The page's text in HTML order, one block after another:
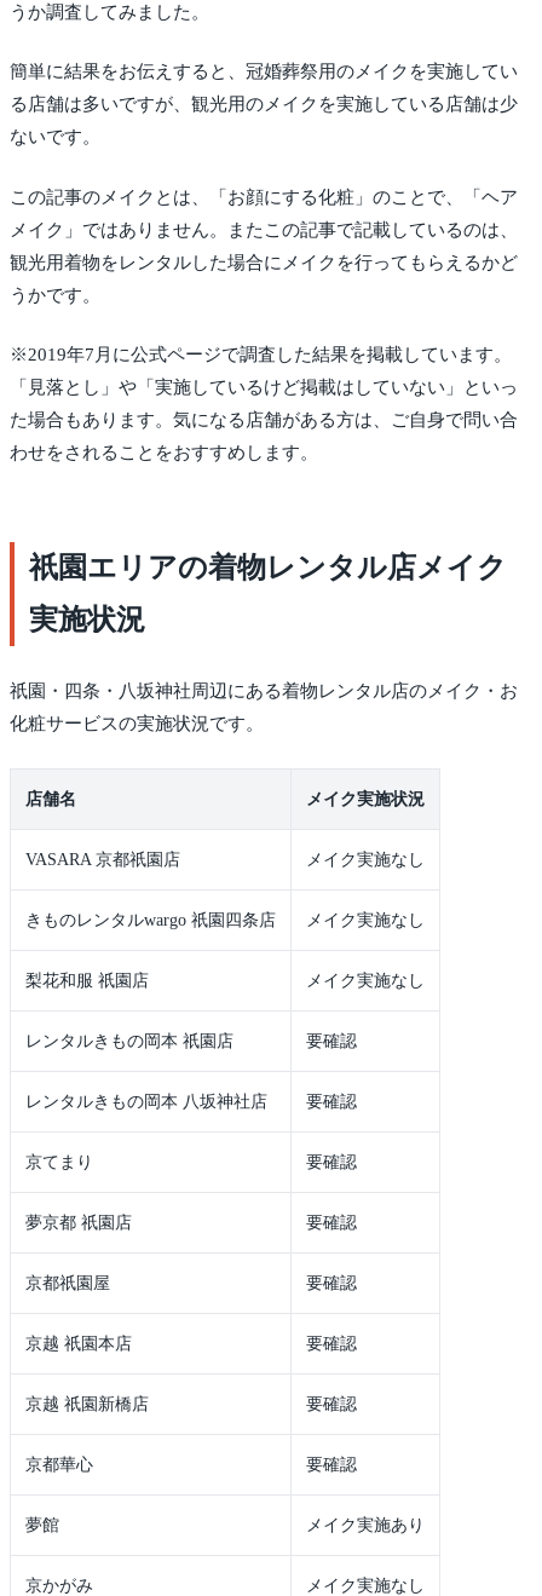
うか調査してみました。
簡単に結果をお伝えすると、冠婚葬祭用のメイクを実施してい
る店舗は多いですが、観光用のメイクを実施している店舗は少
ないです。
この記事のメイクとは、「お顔にする化粧」のことで、「ヘア
メイク」ではありません。またこの記事で記載しているのは、
観光用着物をレンタルした場合にメイクを行ってもらえるかど
うかです。
※2019年7月に公式ページで調査した結果を掲載しています。
「見落とし」や「実施しているけど掲載はしていない」といっ
た場合もあります。気になる店舗がある方は、ご自身で問い合
わせをされることをおすすめします。
祇園エリアの着物レンタル店メイク
実施状況
祇園・四条・八坂神社周辺にある着物レンタル店のメイク・お
化粧サービスの実施状況です。
店舗名 メイク実施状況
VASARA 京都祇園店 メイク実施なし
きものレンタルwargo 祇園四条店 メイク実施なし
梨花和服 祇園店 メイク実施なし
レンタルきもの岡本 祇園店 要確認
レンタルきもの岡本 八坂神社店 要確認
京てまり 要確認
夢京都 祇園店 要確認
京都祇園屋 要確認
京越 祇園本店 要確認
京越 祇園新橋店 要確認
京都華心 要確認
夢館 メイク実施あり
京かがみ メイク実施なし